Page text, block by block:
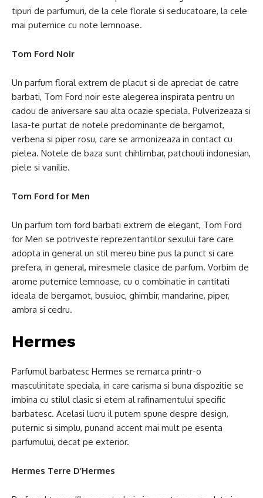
tipuri de parfumuri, de la cele florale si seducatoare, la cele
mai puternice cu note lemnoase.
Tom Ford Noir
Un parfum floral extrem de placut si de apreciat de catre
barbati, Tom Ford noir este alegerea inspirata pentru un
cadou de aniversare sau alta ocazie speciala. Pulverizeaza si
lasa-te purtat de notele predominante de bergamot,
verbena si piper rosu, care se armonizeaza in contact cu
pielea. Notele de baza sunt chihlimbar, patchouli indonesian,
piele si vanilie.
Tom Ford for Men
Un parfum tom ford barbati extrem de elegant, Tom Ford
for Men se potriveste reprezentantilor sexului tare care
adopta in general un stil mereu bine pus la punct si care
prefera, in general, miresmele clasice de parfum. Vorbim de
arome puternice lemnoase, cu o combinatie in cantitati
ideala de bergamot, busuioc, ghimbir, mandarine, piper,
ambra si cedru.
Hermes
Parfumul barbatesc Hermes se remarca printr-o
masculinitate speciala, in care carisma si buna dispozitie se
imbina cu stilul clasic si etern al rafinamentului specific
barbatesc. Acelasi lucru il putem spune despre design,
puternic si simplu, punand accent mai mult pe esenta
parfumului, decat pe exterior.
Hermes Terre D’Hermes